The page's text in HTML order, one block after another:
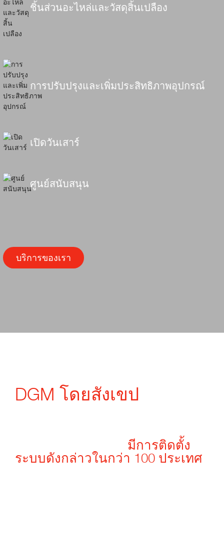
ชิ้นส่วนอะไหล่และวัสดุสิ้นเปลือง
การปรับปรุงและเพิ่มประสิทธิภาพอุปกรณ์
เปิดวันเสาร์
ศูนย์สนับสนุน
บริการของเรา
DGM โดยสังเขป
บริษัทมีสำนักงานและศูนย์สาธิต
มีการติดตั้ง
ระบบดังกล่าวในกว่า 100 ประเทศ